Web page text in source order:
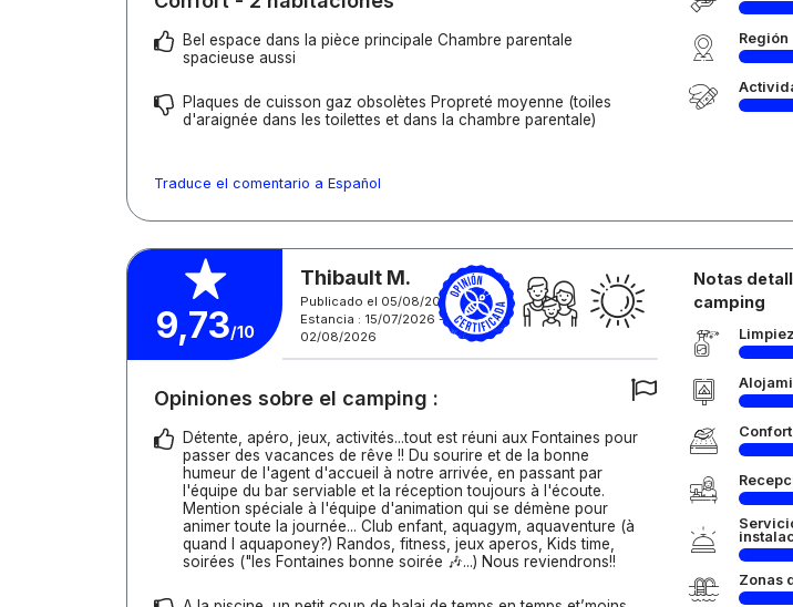
Bel espace dans la pièce principale Chambre parentale
spacieuse aussi
Plaques de cuisson gaz obsolètes Propreté moyenne (toiles
d'araignée dans les toilettes et dans la chambre parentale)
Traduce el comentario a Español
Región
9,73/10
Thibault M.
Publicado el 05/08/2026
Estancia : 15/07/2026 -
02/08/2026
Opiniones sobre el camping :
Détente, apéro, jeux, activités...tout est réuni aux Fontaines pour
passer des vacances de rêve !! Du sourire et de la bonne
humeur de l'agent d'accueil à notre arrivée, en passant par
l'équipe du bar serviable et la réception toujours à l'écoute.
Mention spéciale à l'équipe d'animation qui se démène pour
animer toute la journée... Club enfant, aquagym, aquaventure (à
quand l aquaponey?) Randos, fitness, jeux aperos, Kids time,
soirées ("les Fontaines bonne soirée 🎶...) Nous reviendrons!!
Notas
camping
Confort
Zonas